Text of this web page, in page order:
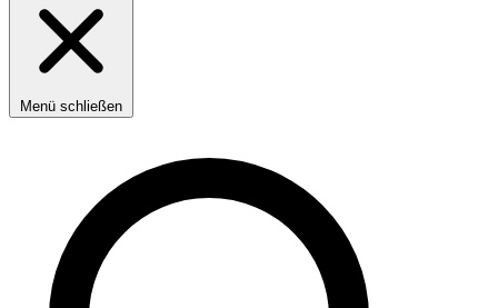
Menü schließen